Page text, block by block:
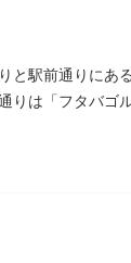
と駅前通りにあ
は「フタバゴ